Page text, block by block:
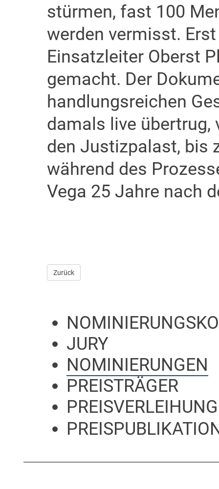
stürmen, fast 100
werden vermisst.
Einsatzleiter Oberst
gemacht. Der
handlungsreichen
damals live übertrug,
den Justizpalast, bis
während des
Vega 25 Jahre nach
Zurück
JURY
NOMINIERUNGEN
PREISTRÄGER
PREISVERLEIHUNG